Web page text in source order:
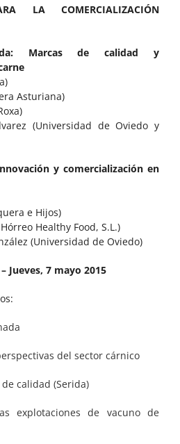
LA COMERCIALIZACIÓN
Marcas de calidad y
Asturiana)
(Universidad de Oviedo y
y comercialización en
e Hijos)
Healthy Food, S.L.)
(Universidad de Oviedo)
Jueves, 7 mayo 2015
del sector cárnico
calidad (Serida)
explotaciones de vacuno de